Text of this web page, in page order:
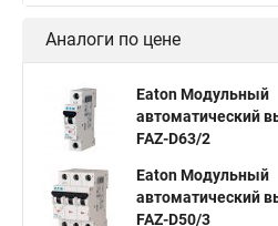
Аналоги по цене
Eaton Модульный
автоматический
FAZ-D63/2
Eaton Модульный
автоматический
FAZ-D50/3